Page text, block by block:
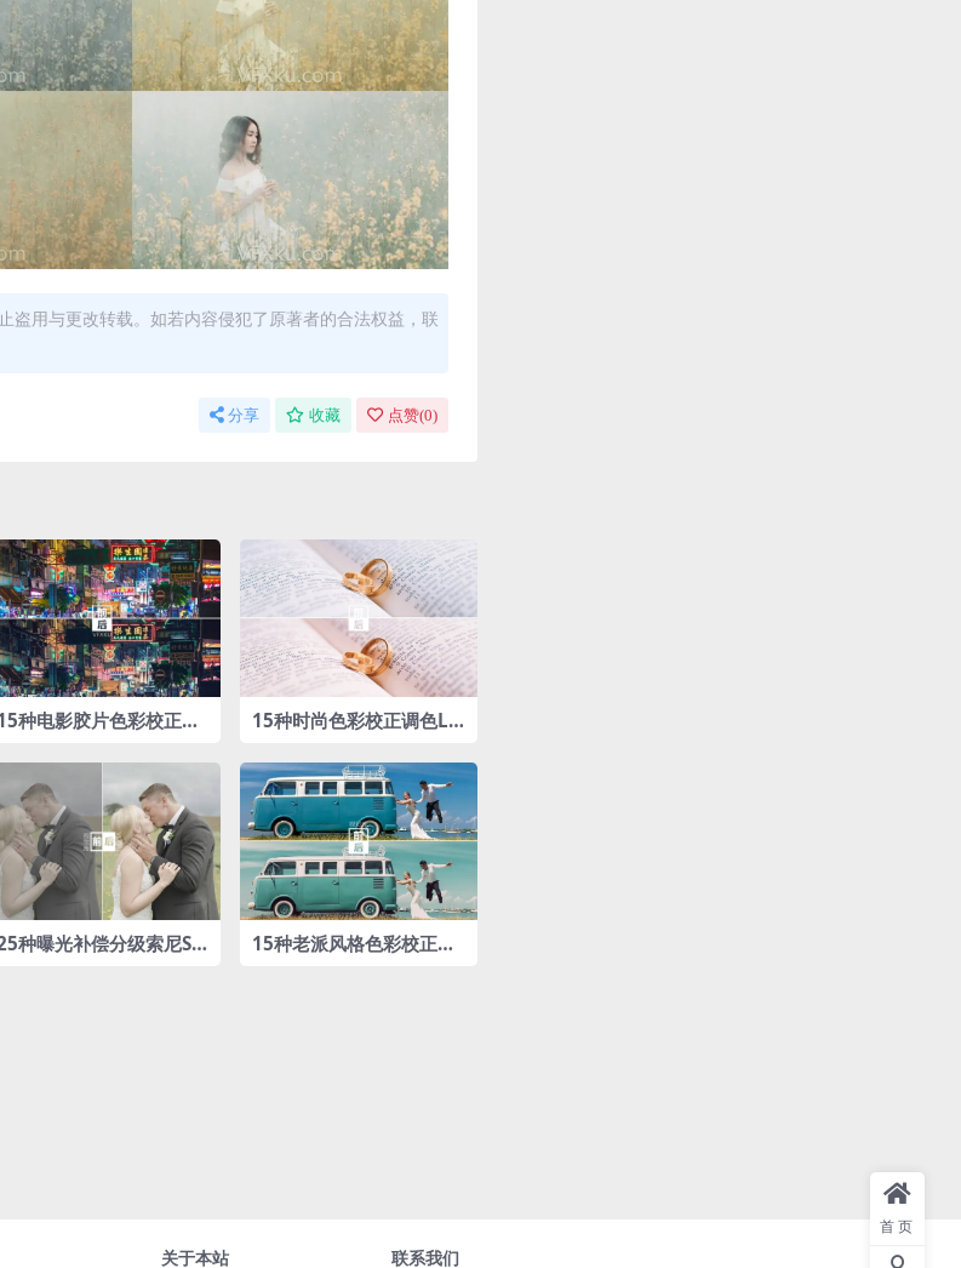
盗用与更改转载。如若内容侵犯了原著者的合法权益，联
分享 收藏 点赞(0)
种‌电影胶片色彩校正‌调
15种‌时尚色彩校正‌调色LU
种曝光补偿分级索尼So
15种老派风格色彩校正‌调
关于本站 联系我们
首页